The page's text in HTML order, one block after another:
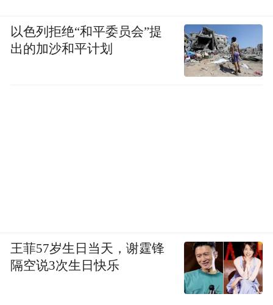
以色列拒绝“和平委员会”提
出的加沙和平计划
王菲57岁生日当天，谢霆锋
隔空说3次生日快乐